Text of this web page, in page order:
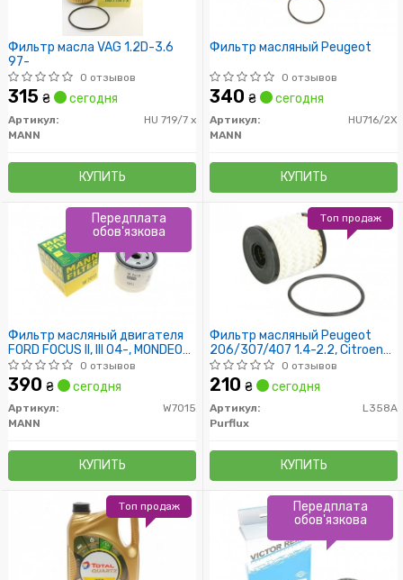
Фильтр масла VAG 1.2D-3.6
97-
0 отзывов
315 ₴ сегодня
Артикул:
HU 719/7 x
MANN
КУПИТЬ
Фильтр масляный Peugeot
0 отзывов
340 ₴ сегодня
Артикул:
HU716/2X
MANN
КУПИТЬ
Фильтр масляный двигателя
FORD FOCUS II, III 04-, MONDEO
IV, V 07- (пр-во MANN)
0 отзывов
390 ₴ сегодня
Артикул:
W7015
MANN
КУПИТЬ
Передплата
обов'язкова
Фильтр масляный Peugeot
206/307/407 1.4-2.2, Citroen
C2/C3/C4/C5 1.4-2.0 02-
0 отзывов
210 ₴ сегодня
Артикул:
L358A
Purflux
КУПИТЬ
Топ продаж
Топ продаж
Передплата
обов'язкова